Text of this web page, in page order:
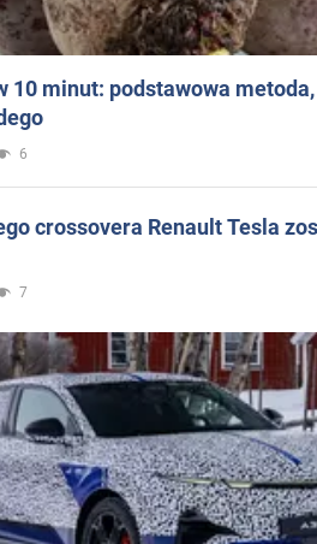
10 minut: podstawowa
6
crossovera Renault Tesla
7